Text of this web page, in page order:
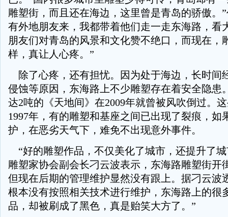
雕塑街，而且还在海边，这里曾是青岛的骄傲。
有外地朋友来，我都带着他们走一走东海路，看
朋友们对青岛的风景和文化赞不绝口，而现在，
样，真让人心疼。”
除了心疼，还有担忧。因为处于海边，长时间
侵蚀等原因，东海路上不少雕塑存在着安全隐患
达2吨的《天地间》在2009年就曾被风吹倒过。
1997年，有的雕塑和基座之间已出现了裂痕，如
护，在恶劣天气下，难免不出现意外事件。
“好的雕塑作品，不仅美化了城市，还提升了
雕塑家协会副会长刁云波表示，东海路雕塑街开
但现在后期的管理维护显然没有跟上。据刁云波
根本没有按照相关技术进行维护，东海路上的很
品，却被刷成了黑色，真是贻笑大方了。”